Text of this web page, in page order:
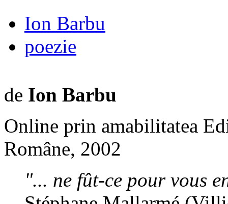
Ion Barbu
poezie
de Ion Barbu
Online prin amabilitatea
Române, 2002
"... ne fût-ce pour vous